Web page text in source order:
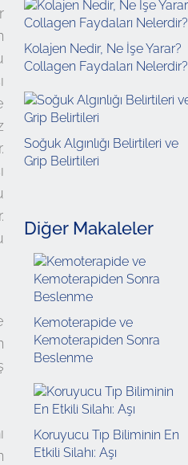
Kolajen Nedir, Ne İşe Yarar?
Collagen Faydaları Nelerdir?
Soğuk Algınlığı Belirtileri ve
Grip Belirtileri
Diğer Makaleler
Kemoterapide ve
Kemoterapiden Sonra
Beslenme
Koruyucu Tıp Biliminin En
Etkili Silahı: Aşı